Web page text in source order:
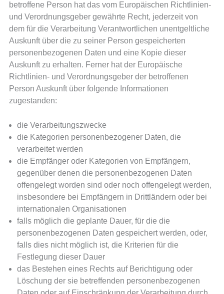
betroffene Person hat das vom Europäischen Richtlinien-
und Verordnungsgeber gewährte Recht, jederzeit von
dem für die Verarbeitung Verantwortlichen unentgeltliche
Auskunft über die zu seiner Person gespeicherten
personenbezogenen Daten und eine Kopie dieser
Auskunft zu erhalten. Ferner hat der Europäische
Richtlinien- und Verordnungsgeber der betroffenen
Person Auskunft über folgende Informationen
zugestanden:
die Verarbeitungszwecke
die Kategorien personenbezogener Daten, die
verarbeitet werden
die Empfänger oder Kategorien von Empfängern,
gegenüber denen die personenbezogenen Daten
offengelegt worden sind oder noch offengelegt werden,
insbesondere bei Empfängern in Drittländern oder bei
internationalen Organisationen
falls möglich die geplante Dauer, für die die
personenbezogenen Daten gespeichert werden, oder,
falls dies nicht möglich ist, die Kriterien für die
Festlegung dieser Dauer
das Bestehen eines Rechts auf Berichtigung oder
Löschung der sie betreffenden personenbezogenen